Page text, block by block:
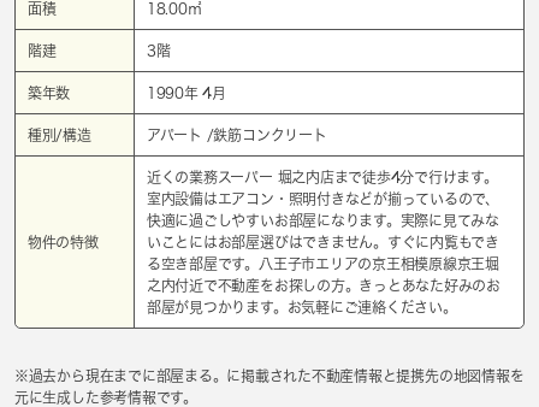
面積 18.00㎡
階建 3階
築年数 1990年 4月
種別/構造 アパート /鉄筋コンクリート
物件の特徴
近くの業務スーパー 堀之内店まで徒歩4分で行けます。
室内設備はエアコン・照明付きなどが揃っているので、
快適に過ごしやすいお部屋になります。実際に見てみな
いことにはお部屋選びはできません。すぐに内覧もでき
る空き部屋です。八王子市エリアの京王相模原線京王堀
之内付近で不動産をお探しの方。きっとあなた好みのお
部屋が見つかります。お気軽にご連絡ください。
※過去から現在までに部屋まる。に掲載された不動産情報と提携先の地図情報を
元に生成した参考情報です。